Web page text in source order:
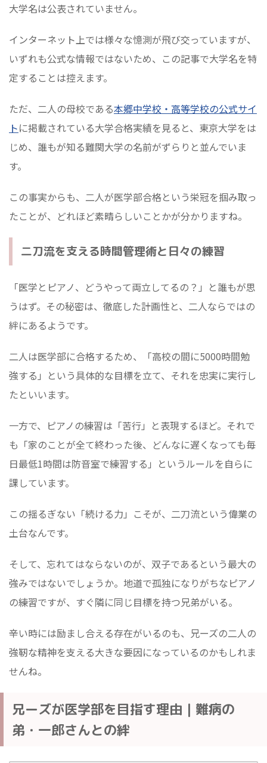
大学名は公表されていません。
インターネット上では様々な憶測が飛び交っていますが、
いずれも公式な情報ではないため、この記事で大学名を特
定することは控えます。
ただ、二人の母校である本郷中学校・高等学校の公式サイ
トに掲載されている大学合格実績を見ると、東京大学をは
じめ、誰もが知る難関大学の名前がずらりと並んでいま
す。
この事実からも、二人が医学部合格という栄冠を掴み取っ
たことが、どれほど素晴らしいことかが分かりますね。
二刀流を支える時間管理術と日々の練習
「医学とピアノ、どうやって両立してるの？」と誰もが思
うはず。その秘密は、徹底した計画性と、二人ならではの
絆にあるようです。
二人は医学部に合格するため、「高校の間に5000時間勉
強する」という具体的な目標を立て、それを忠実に実行し
たといいます。
一方で、ピアノの練習は「苦行」と表現するほど。それで
も「家のことが全て終わった後、どんなに遅くなっても毎
日最低1時間は防音室で練習する」というルールを自らに
課しています。
この揺るぎない「続ける力」こそが、二刀流という偉業の
土台なんです。
そして、忘れてはならないのが、双子であるという最大の
強みではないでしょうか。地道で孤独になりがちなピアノ
の練習ですが、すぐ隣に同じ目標を持つ兄弟がいる。
辛い時には励まし合える存在がいるのも、兄ーズの二人の
強靭な精神を支える大きな要因になっているのかもしれま
せんね。
兄ーズが医学部を目指す理由｜難病の
弟・一郎さんとの絆